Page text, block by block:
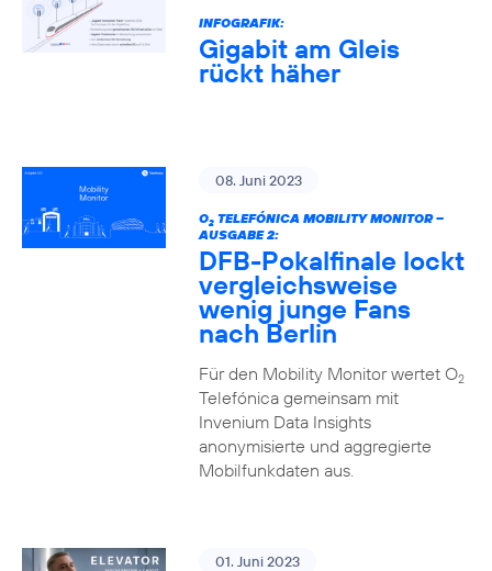
INFOGRAFIK:
Gigabit am Gleis
rückt häher
08. Juni 2023
O2TELEFÓNICA MOBILITY MONITOR –
AUSGABE 2:
DFB-Pokalfinale lockt
vergleichsweise
wenig junge Fans
nach Berlin
Für den Mobility Monitor wertet O2
Telefónica gemeinsam mit
Invenium Data Insights
anonymisierte und aggregierte
Mobilfunkdaten aus.
01. Juni 2023